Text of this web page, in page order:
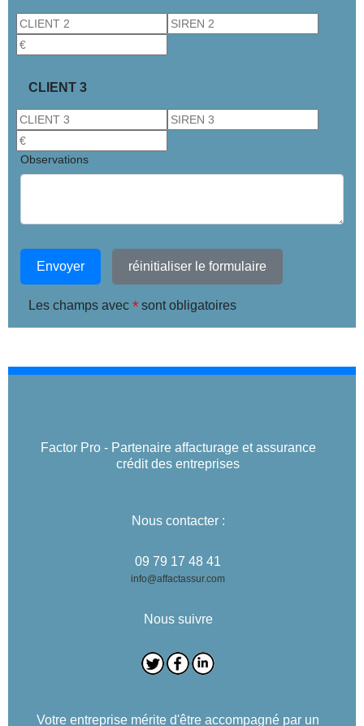
CLIENT 3
Observations
Envoyer réinitialiser le formulaire
Les champs avec * sont obligatoires
Factor Pro - Partenaire affacturage et assurance
crédit des entreprises
Nous contacter :
09 79 17 48 41
info@affactassur.com
Nous suivre
Votre entreprise mérite d'être accompagné par un